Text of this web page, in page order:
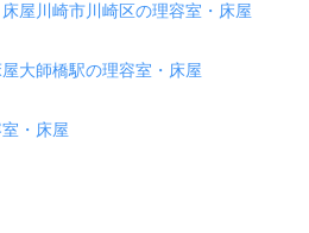
屋 川崎市川崎区の理容室・床屋
大師橋駅の理容室・床屋
・床屋